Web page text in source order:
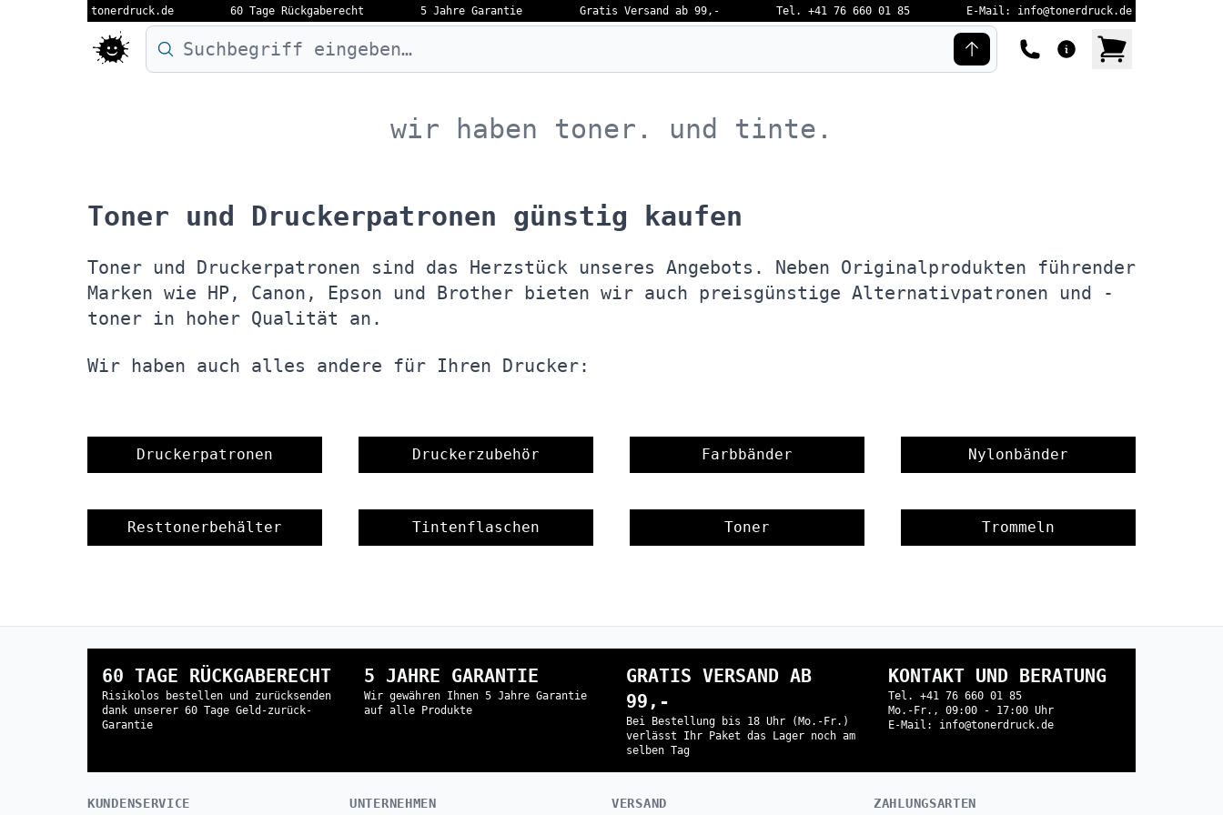
tonerdruck.de 60 Tage Rückgaberecht 5 Jahre Garantie Gratis Versand ab 99,- Tel. +41 76 660 01 85 E-Mail: info@tonerdruck.de
Druckermodell oder Produktnamen eingeben…
wir haben toner. und tinte.
Toner und Druckerpatronen günstig kaufen
Toner und Druckerpatronen sind das Herzstück unseres Angebots. Neben Originalprodukten führender
Marken wie HP, Canon, Epson und Brother bieten wir auch preisgünstige Alternativpatronen und -
toner in hoher Qualität an.
Wir haben auch alles andere für Ihren Drucker:
Druckerpatronen Druckerzubehör Farbbänder Nylonbänder
Resttonerbehälter Tintenflaschen Toner Trommeln
60 TAGE RÜCKGABERECHT
Risikolos bestellen und zurücksenden
dank unserer 60 Tage Geld-zurück-
Garantie
5 JAHRE GARANTIE
Wir gewähren Ihnen 5 Jahre Garantie
auf alle Produkte
GRATIS VERSAND AB
99,-
Bei Bestellung bis 18 Uhr (Mo.-Fr.)
verlässt Ihr Paket das Lager noch am
selben Tag
KONTAKT UND BERATUNG
Tel. +41 76 660 01 85
Mo.-Fr., 09:00 - 17:00 Uhr
E-Mail: info@tonerdruck.de
KUNDENSERVICE UNTERNEHMEN VERSAND ZAHLUNGSARTEN